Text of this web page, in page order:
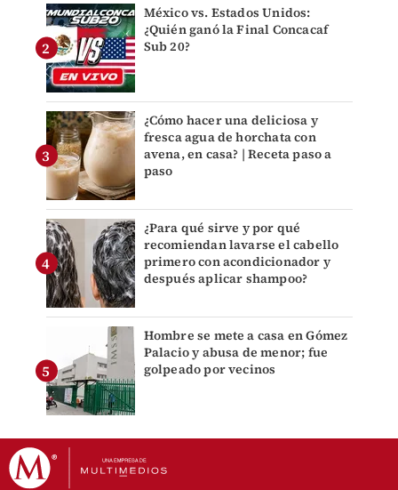
México vs. Estados Unidos:
¿Quién ganó la Final Concacaf
Sub 20?
¿Cómo hacer una deliciosa y
fresca agua de horchata con
avena, en casa? | Receta paso a
paso
¿Para qué sirve y por qué
recomiendan lavarse el cabello
primero con acondicionador y
después aplicar shampoo?
Hombre se mete a casa en Gómez
Palacio y abusa de menor; fue
golpeado por vecinos